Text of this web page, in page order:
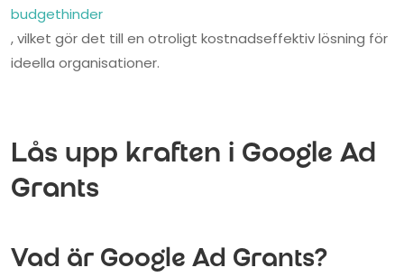
budgethinder
, vilket gör det till en otroligt kostnadseffektiv lösning för
ideella organisationer.
Lås upp kraften i Google Ad
Grants
Vad är Google Ad Grants?